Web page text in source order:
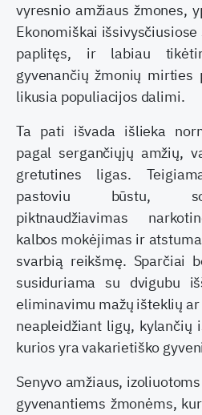
vyresnio amžiaus žmones,
Ekonomiškai
paplitęs, ir labiau
gyvenančių žmonių mirties
likusia populiacijos dalimi.
Ta pati išvada išlieka
pagal sergančiųjų amžių,
gretutines ligas.
pastoviu būstu,
piktnaudžiavimas
kalbos mokėjimas ir
svarbią reikšmę. Sparčiai
susiduriama su dvigubu
eliminavimu mažų išteklių
neapleidžiant ligų, kylančių
kurios yra vakarietiško
Senyvo amžiaus,
gyvenantiems žmonėms,